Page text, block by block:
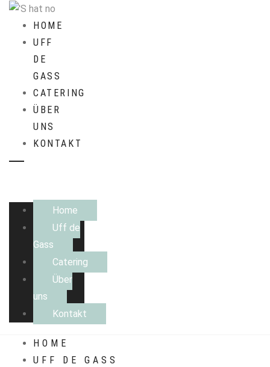
HOME
UFF
DE
GASS
CATERING
ÜBER
UNS
KONTAKT
Home
Uff de
Gass
Catering
Über
uns
Kontakt
HOME
UFF DE GASS